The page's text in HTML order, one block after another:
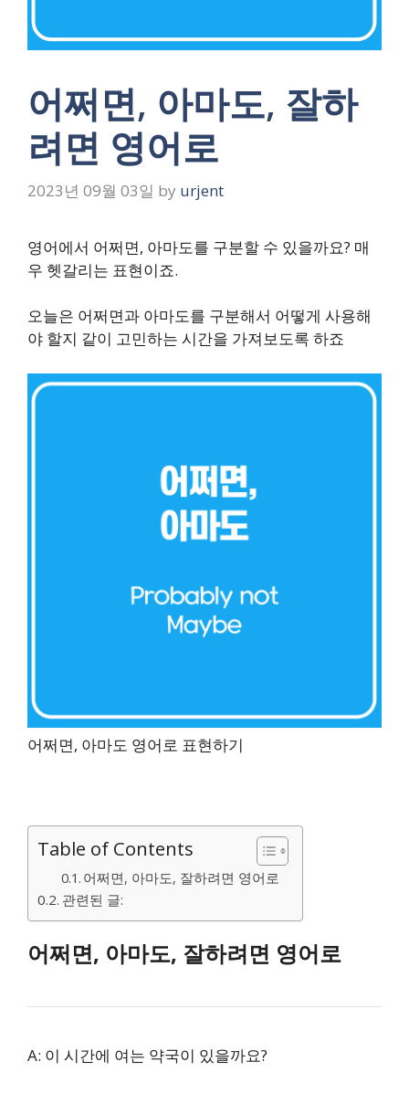
어쩌면, 아마도, 잘하
려면 영어로
2023년 09월 03일 by urjent
영어에서 어쩌면, 아마도를 구분할 수 있을까요? 매
우 헷갈리는 표현이죠.
오늘은 어쩌면과 아마도를 구분해서 어떻게 사용해
야 할지 같이 고민하는 시간을 가져보도록 하죠
어쩌면, 아마도 영어로 표현하기
Table of Contents
어쩌면, 아마도, 잘하려면 영어로
관련된 글:
어쩌면, 아마도, 잘하려면 영어로
A: 이 시간에 여는 약국이 있을까요?